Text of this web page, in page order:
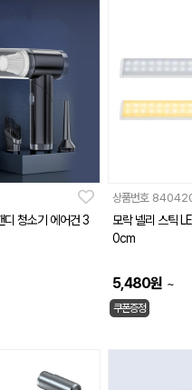
디 청소기 에어건 3
상품번호
모락 넬리 스틱
0cm
5,480원 ~
쿠폰증정